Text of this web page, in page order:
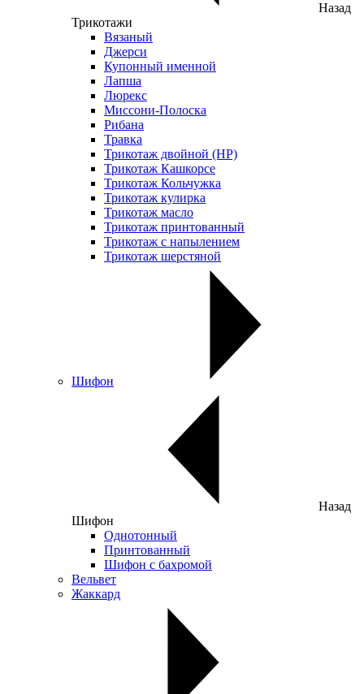
Назад
Трикотажи
Вязаный
Джерси
Купонный именной
Лапша
Люрекс
Миссони-Полоска
Рибана
Травка
Трикотаж двойной (НР)
Трикотаж Кашкорсе
Трикотаж Кольчужка
Трикотаж кулирка
Трикотаж масло
Трикотаж принтованный
Трикотаж с напылением
Трикотаж шерстяной
Шифон
Назад
Шифон
Однотонный
Принтованный
Шифон с бахромой
Вельвет
Жаккард